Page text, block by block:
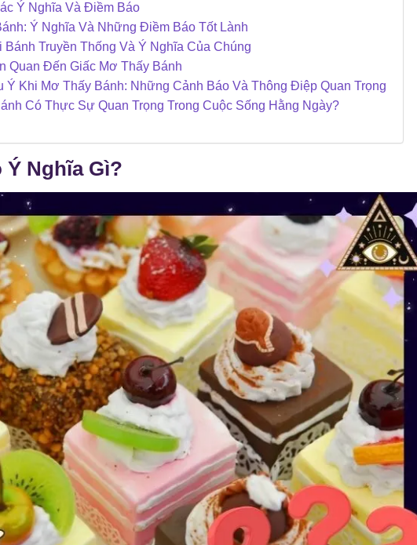
Ý Nghĩa Và Điềm Báo
Ý Nghĩa Và Những Điềm Báo Tốt Lành
Truyền Thống Và Ý Nghĩa Của Chúng
Quan Đến Giấc Mơ Thấy Bánh
Khi Mơ Thấy Bánh: Những Cảnh Báo Và Thông Điệp Quan Trọng
Có Thực Sự Quan Trọng Trong Cuộc Sống Hằng Ngày?
Ý Nghĩa Gì?